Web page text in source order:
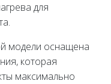
для
модели оснащена
которая
максимально